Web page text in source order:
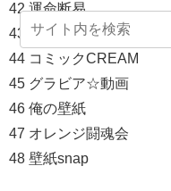
42 運命断易
43 あ！バカデコ
44 コミックCREAM
45 グラビア☆動画
46 俺の壁紙
47 オレンジ闘魂会
48 壁紙snap